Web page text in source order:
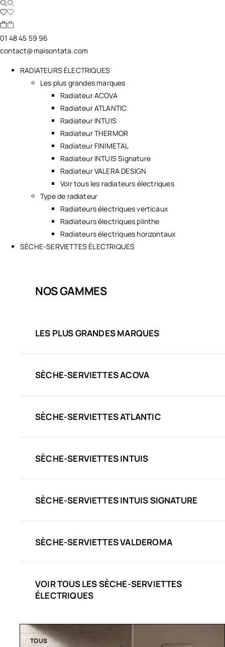
01 48 45 59 96
contact@maisontata.com
RADIATEURS ÉLECTRIQUES
Les plus grandes marques
Radiateur ACOVA
Radiateur ATLANTIC
Radiateur INTUIS
Radiateur THERMOR
Radiateur FINIMETAL
Radiateur INTUIS Signature
Radiateur VALERA DESIGN
Voir tous les radiateurs électriques
Type de radiateur
Radiateurs électriques verticaux
Radiateurs électriques plinthe
Radiateurs électriques horizontaux
SÈCHE-SERVIETTES ÉLECTRIQUES
NOS GAMMES
LES PLUS GRANDES MARQUES
SÈCHE-SERVIETTES ACOVA
SÈCHE-SERVIETTES ATLANTIC
SÈCHE-SERVIETTES INTUIS
SÈCHE-SERVIETTES INTUIS SIGNATURE
SÈCHE-SERVIETTES VALDEROMA
VOIR TOUS LES SÈCHE-SERVIETTES
ÉLECTRIQUES
TOUS